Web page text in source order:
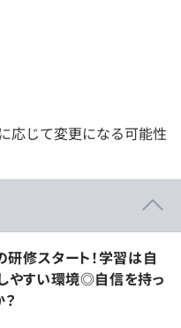
応じて変更になる可能性
修スタート！学習は自
やすい環境◎自信を持っ